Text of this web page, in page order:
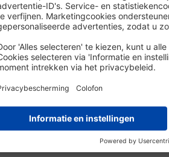
kunnen ze zelfs worden ingekleurd.
Use License
ffc.html
), readme-bestand in de zip-map
1999